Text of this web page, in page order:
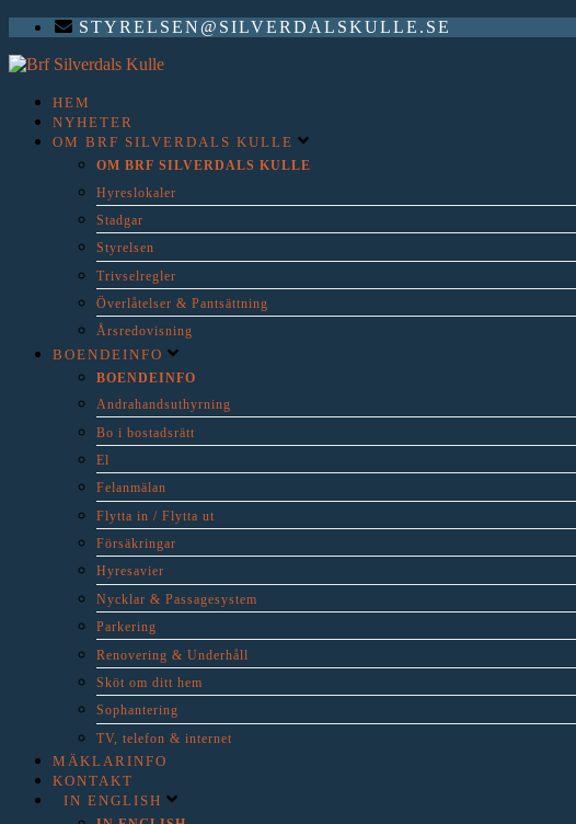
STYRELSEN@SILVERDALSKULLE.SE
HEM
NYHETER
OM BRF SILVERDALS KULLE
OM BRF SILVERDALS KULLE
Hyreslokaler
Stadgar
Styrelsen
Trivselregler
Överlåtelser & Pantsättning
Årsredovisning
BOENDEINFO
BOENDEINFO
Andrahandsuthyrning
Bo i bostadsrätt
El
Felanmälan
Flytta in / Flytta ut
Försäkringar
Hyresavier
Nycklar & Passagesystem
Parkering
Renovering & Underhåll
Sköt om ditt hem
Sophantering
TV, telefon & internet
MÄKLARINFO
KONTAKT
IN ENGLISH